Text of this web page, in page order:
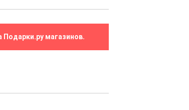
Подарки.ру магазинов.